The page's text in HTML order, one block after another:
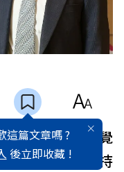
這篇文章嗎 ?
後立即收藏 !
榜，韓家宇自覺
」，但他抱持